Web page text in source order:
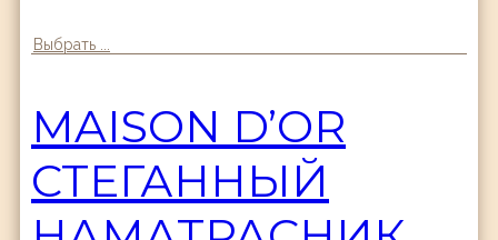
Выбрать ...
MAISON D’OR
СТЕГАННЫЙ